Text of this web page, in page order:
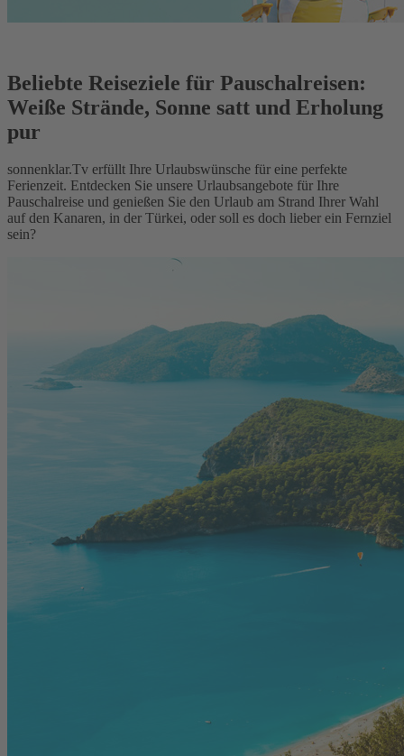
Beliebte Reiseziele für Pauschalreisen:
Weiße Strände, Sonne satt und Erholung
pur
sonnenklar.Tv erfüllt Ihre Urlaubswünsche für eine perfekte
Ferienzeit. Entdecken Sie unsere Urlaubsangebote für Ihre
Pauschalreise und genießen Sie den Urlaub am Strand Ihrer Wahl
auf den Kanaren, in der Türkei, oder soll es doch lieber ein Fernziel
sein?